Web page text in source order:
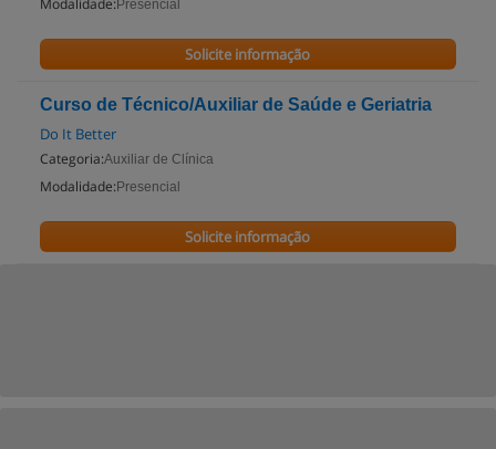
Modalidade: Presencial
Solicite informação
Curso de Técnico/Auxiliar de Saúde e Geriatria
Do It Better
Categoria:Auxiliar de Clínica
Modalidade: Presencial
Solicite informação